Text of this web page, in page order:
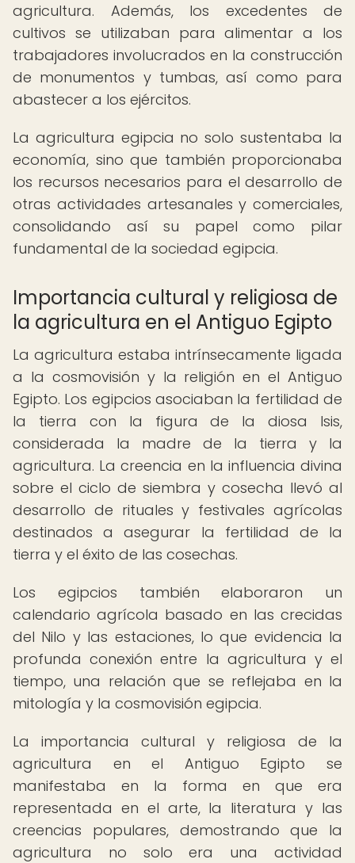
agricultura. Además, los excedentes de
cultivos se utilizaban para alimentar a los
trabajadores involucrados en la construcción
de monumentos y tumbas, así como para
abastecer a los ejércitos.
La agricultura egipcia no solo sustentaba la
economía, sino que también proporcionaba
los recursos necesarios para el desarrollo de
otras actividades artesanales y comerciales,
consolidando así su papel como pilar
fundamental de la sociedad egipcia.
Importancia cultural y religiosa de
la agricultura en el Antiguo Egipto
La agricultura estaba intrínsecamente ligada
a la cosmovisión y la religión en el Antiguo
Egipto. Los egipcios asociaban la fertilidad de
la tierra con la figura de la diosa Isis,
considerada la madre de la tierra y la
agricultura. La creencia en la influencia divina
sobre el ciclo de siembra y cosecha llevó al
desarrollo de rituales y festivales agrícolas
destinados a asegurar la fertilidad de la
tierra y el éxito de las cosechas.
Los egipcios también elaboraron un
calendario agrícola basado en las crecidas
del Nilo y las estaciones, lo que evidencia la
profunda conexión entre la agricultura y el
tiempo, una relación que se reflejaba en la
mitología y la cosmovisión egipcia.
La importancia cultural y religiosa de la
agricultura en el Antiguo Egipto se
manifestaba en la forma en que era
representada en el arte, la literatura y las
creencias populares, demostrando que la
agricultura no solo era una actividad